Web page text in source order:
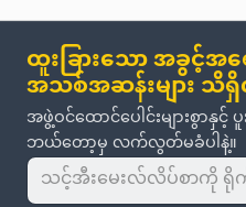
ထူးခြားသော အခွင့်အရ
အသစ်အဆန်းများ သိ
အဖွဲ့ဝင်ထောင်ပေါင်းများစွာနှင့်
ဘယ်တော့မှ လက်လွတ်မခံပါနဲ့။